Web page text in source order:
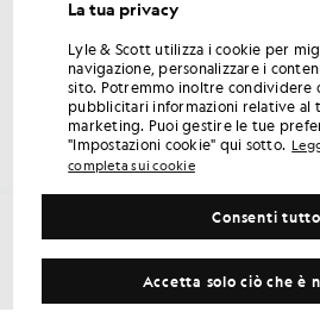
La tua privacy
Lyle & Scott utilizza i cookie per
navigazione, personalizzare i
sito. Potremmo inoltre condividere
pubblicitari informazioni relative al
marketing. Puoi gestire le tue
"Impostazioni cookie" qui sotto.
completa sui cookie
Accetta solo ciò che è
Consenti tutto